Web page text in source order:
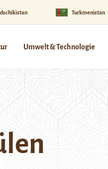
Turkmenistan
Umwelt & Technologie